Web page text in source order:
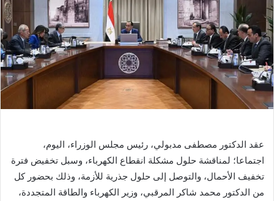
عقد الدكتور مصطفى مدبولي، رئيس مجلس الوزراء، اليوم،
اجتماعا؛ لمناقشة حلول مشكلة انقطاع الكهرباء، وسبل تخفيض فترة
تخفيف الأحمال، والتوصل إلى حلول جذرية للأزمة، وذلك بحضور كل
من الدكتور محمد شاكر المرقبي، وزير الكهرباء والطاقة المتجددة،